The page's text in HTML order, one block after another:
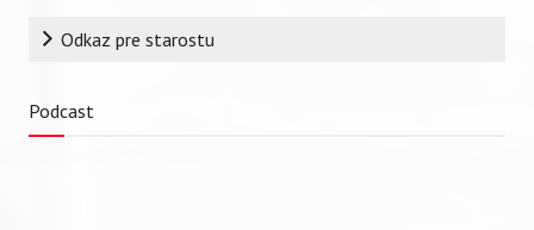
Odkaz pre starostu
Podcast